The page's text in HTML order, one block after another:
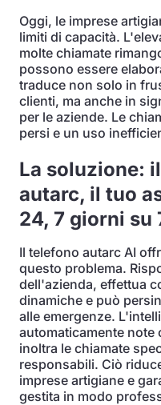
Oggi, le imprese
limiti di capacità.
molte chiamate
possono essere
traduce non solo in
clienti, ma anche in
per le aziende. Le
persi e un uso
La soluzione:
autarc, il tuo
24, 7 giorni su
Il telefono autarc AI
questo problema.
dell'azienda, effettua
dinamiche e può
alle emergenze.
automaticamente note
inoltra le chiamate
responsabili. Ciò
imprese artigiane e
gestita in modo